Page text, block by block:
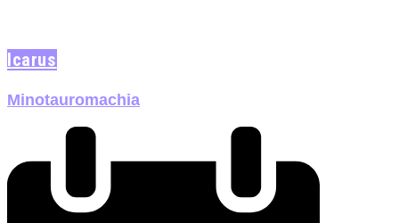
Icarus
Minotauromachia